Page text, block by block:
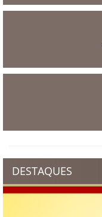
DESTAQUES